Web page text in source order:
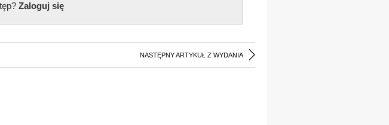
Zaloguj się
NASTĘPNY ARTYKUŁ Z WYDANIA